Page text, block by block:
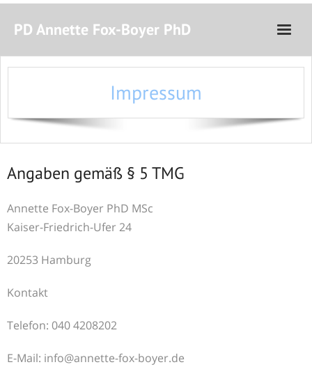
PD Annette Fox-Boyer PhD
Startseite
Lehre und Forschung
Seminare
Impressum
Angaben gemäß § 5 TMG
Annette Fox-Boyer PhD MSc
Kaiser-Friedrich-Ufer 24
20253 Hamburg
Kontakt
Telefon: 040 4208202
E-Mail: info@annette-fox-boyer.de